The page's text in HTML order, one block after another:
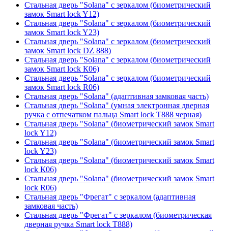
Стальная дверь "Solana" с зеркалом (биометрический
замок Smart lock Y12)
Стальная дверь "Solana" с зеркалом (биометрический
замок Smart lock Y23)
Стальная дверь "Solana" с зеркалом (биометрический
замок Smart lock DZ 888)
Стальная дверь "Solana" с зеркалом (биометрический
замок Smart lock К06)
Стальная дверь "Solana" с зеркалом (биометрический
замок Smart lock R06)
Стальная дверь "Solana" (адаптивная замковая часть)
Стальная дверь "Solana" (умная электронная дверная
ручка с отпечатком пальца Smart lock T888 черная)
Стальная дверь "Solana" (биометрический замок Smart
lock Y12)
Стальная дверь "Solana" (биометрический замок Smart
lock Y23)
Стальная дверь "Solana" (биометрический замок Smart
lock К06)
Стальная дверь "Solana" (биометрический замок Smart
lock R06)
Стальная дверь "Фрегат" с зеркалом (адаптивная
замковая часть)
Стальная дверь "Фрегат" с зеркалом (биометрическая
дверная ручка Smart lock T888)